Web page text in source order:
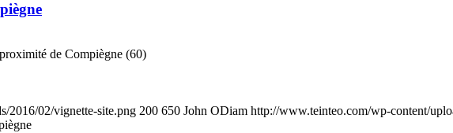
de Compiègne (60)
2016/02/vignette-site.png 200 650 John ODiam http://www.teinteo.com/wp-content/